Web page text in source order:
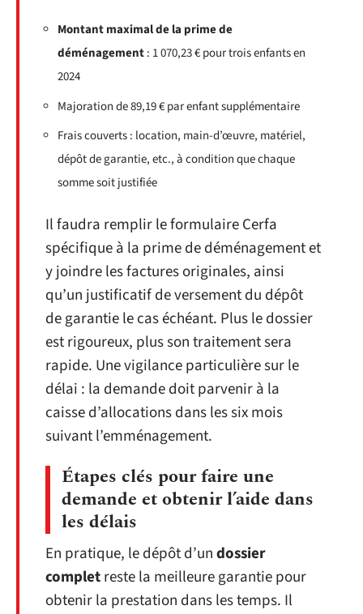
Montant maximal de la prime de
déménagement: 1 070,23 € pour trois enfants en
2024
Majoration de 89,19 € par enfant supplémentaire
Frais couverts : location, main-d’œuvre, matériel,
dépôt de garantie, etc., à condition que chaque
somme soit justifiée
Il faudra remplir le formulaire Cerfa
spécifique à la prime de déménagement et
y joindre les factures originales, ainsi
qu’un justificatif de versement du dépôt
de garantie le cas échéant. Plus le dossier
est rigoureux, plus son traitement sera
rapide. Une vigilance particulière sur le
délai : la demande doit parvenir à la
caisse d’allocations dans les six mois
suivant l’emménagement.
Étapes clés pour faire une
demande et obtenir l’aide dans
les délais
En pratique, le dépôt d’undossier
completreste la meilleure garantie pour
obtenir la prestation dans les temps. Il